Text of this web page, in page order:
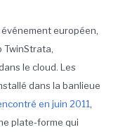
européen,
TwinStrata,
le cloud. Les
dans la banlieue
en juin 2011,
plate-forme qui